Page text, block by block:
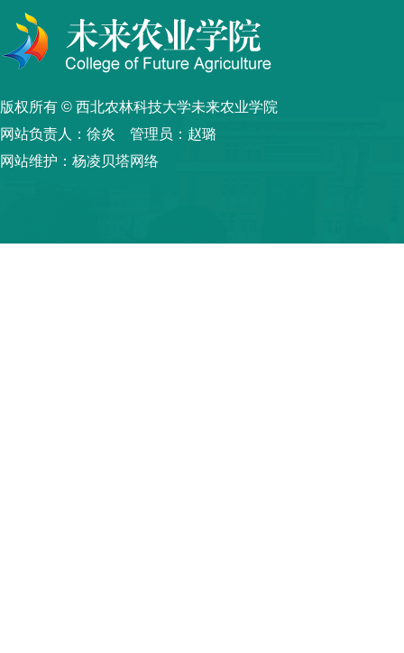
版权所有 © 西北农林科技大学未来农业学院
网站负责人：徐炎 管理员：赵璐
网站维护：杨凌贝塔网络